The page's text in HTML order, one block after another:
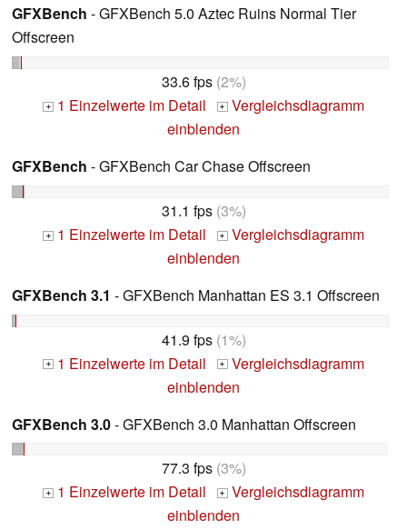
GFXBench - GFXBench 5.0 Aztec Ruins Normal Tier
Offscreen
33.6 fps(2%)
+ 1 Einzelwerte im Detail + Vergleichsdiagramm
einblenden
GFXBench - GFXBench Car Chase Offscreen
31.1 fps(3%)
+ 1 Einzelwerte im Detail + Vergleichsdiagramm
einblenden
GFXBench 3.1 - GFXBench Manhattan ES 3.1 Offscreen
41.9 fps(1%)
+ 1 Einzelwerte im Detail + Vergleichsdiagramm
einblenden
GFXBench 3.0- GFXBench 3.0 Manhattan Offscreen
77.3 fps(3%)
+ 1 Einzelwerte im Detail + Vergleichsdiagramm
einblenden